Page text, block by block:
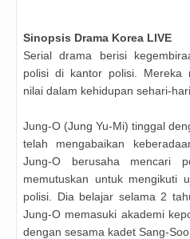
Sinopsis Drama Korea LIVE
Serial drama berisi
polisi di kantor polisi. Mereka
nilai dalam kehidupan sehari-
Jung-O (Jung Yu-Mi) tinggal
telah mengabaikan
Jung-O berusaha mencari
memutuskan untuk mengikuti
polisi. Dia belajar selama 2
Jung-O memasuki akademi
dengan sesama kadet Sang-